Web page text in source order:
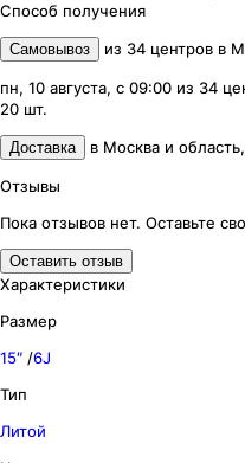
Способ получения
Самовывоз из 34 центров в
пн, 10 августа, с 09:00 из 34
20 шт.
Доставка в Москва и область,
Отзывы
Пока отзывов нет. Оставьте
Оставить отзыв
Характеристики
Размер
15″ /6J
Тип
Литой